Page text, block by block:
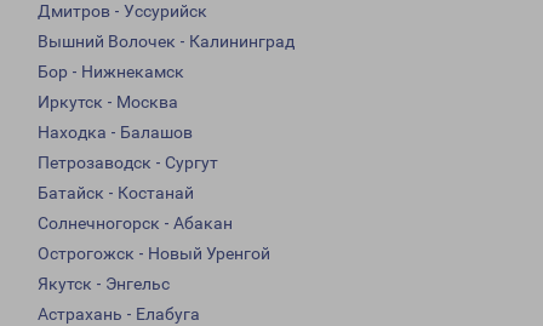
Дмитров - Уссурийск
Вышний Волочек - Калининград
Бор - Нижнекамск
Иркутск - Москва
Находка - Балашов
Петрозаводск - Сургут
Батайск - Костанай
Солнечногорск - Абакан
Острогожск - Новый Уренгой
Якутск - Энгельс
Астрахань - Елабуга